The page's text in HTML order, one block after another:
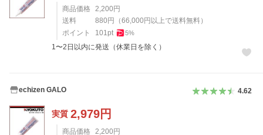
商品価格 2,200 円
送料
880 円 （66,000 円以上で送料無料）
ポイント
101pt 5%
1〜2日以内に発送（休業日を除く）
echizen GALO 4.62
実質 2,979円
商品価格 2,200 円